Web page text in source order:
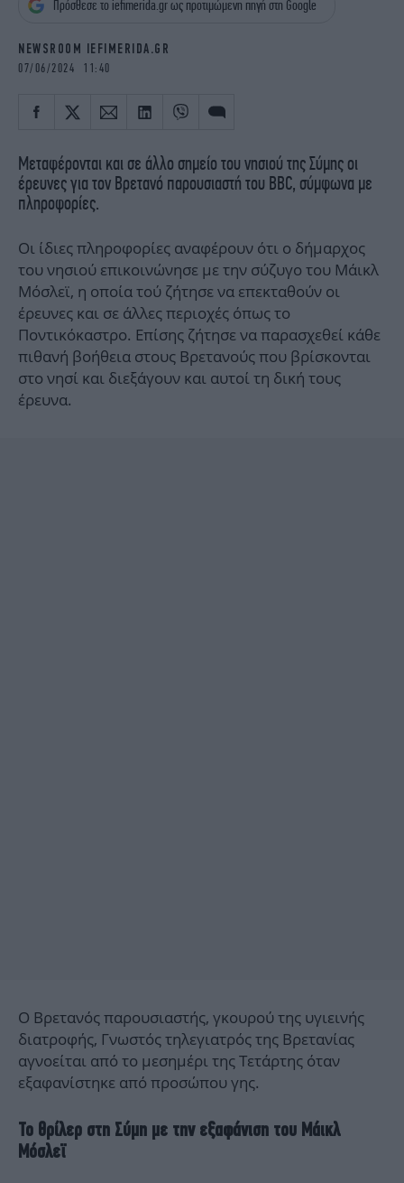
iBOOKS
ΖΩΔΙΑ
MEDIA
NEWSLETTER
Πρόσθεσε το iefimerida.gr ως προτιμώμενη πηγή στη Google
NEWSROOM IEFIMERIDA.GR
07/06/2024 11:40
Μεταφέρονται και σε άλλο σημείο του νησιού της Σύμης οι
έρευνες για τον Βρετανό παρουσιαστή του BBC, σύμφωνα με
πληροφορίες.
Οι ίδιες πληροφορίες αναφέρουν ότι ο δήμαρχος
του νησιού επικοινώνησε με την σύζυγο του Μάικλ
Μόσλεϊ, η οποία τού ζήτησε να επεκταθούν οι
έρευνες και σε άλλες περιοχές όπως το
Ποντικόκαστρο. Επίσης ζήτησε να παρασχεθεί κάθε
πιθανή βοήθεια στους Βρετανούς που βρίσκονται
στο νησί και διεξάγουν και αυτοί τη δική τους
έρευνα.
Ο Βρετανός παρουσιαστής, γκουρού της υγιεινής
διατροφής, Γνωστός τηλεγιατρός της Βρετανίας
αγνοείται από το μεσημέρι της Τετάρτης όταν
εξαφανίστηκε από προσώπου γης.
Το θρίλερ στη Σύμη με την εξαφάνιση του Μάικλ
Μόσλεϊ